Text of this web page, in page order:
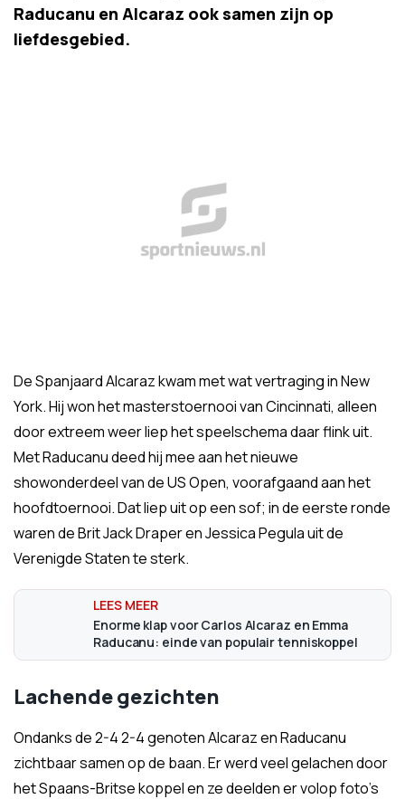
Raducanu en Alcaraz ook samen zijn op
liefdesgebied.
De Spanjaard Alcaraz kwam met wat vertraging in New
York. Hij won het masterstoernooi van Cincinnati, alleen
door extreem weer liep het speelschema daar flink uit.
Met Raducanu deed hij mee aan het nieuwe
showonderdeel van de US Open, voorafgaand aan het
hoofdtoernooi. Dat liep uit op een sof; in de eerste ronde
waren de Brit Jack Draper en Jessica Pegula uit de
Verenigde Staten te sterk.
Enorme klap voor Carlos Alcaraz en Emma
Raducanu: einde van populair tenniskoppel
Lachende gezichten
Ondanks de 2-4 2-4 genoten Alcaraz en Raducanu
zichtbaar samen op de baan. Er werd veel gelachen door
het Spaans-Britse koppel en ze deelden er volop foto's